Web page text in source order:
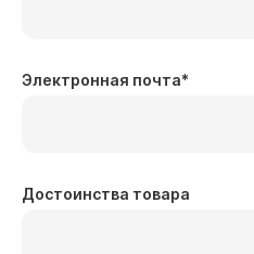
Электронная почта*
Достоинства товара